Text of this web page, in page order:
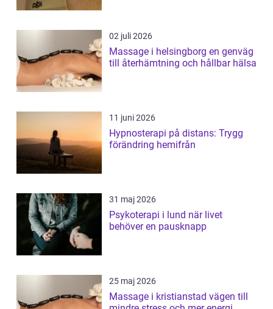
02 juli 2026
Massage i helsingborg en genväg
till återhämtning och hållbar hälsa
11 juni 2026
Hypnosterapi på distans: Trygg
förändring hemifrån
31 maj 2026
Psykoterapi i lund när livet
behöver en pausknapp
25 maj 2026
Massage i kristianstad vägen till